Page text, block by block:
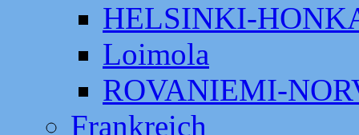
HELSINKI-
Loimola
ROVANIEMI-
Frankreich